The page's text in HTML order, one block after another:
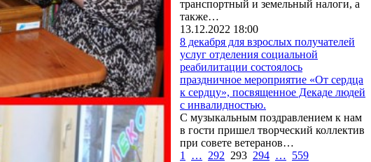
транспортный и земельный налоги, а
также…
13.12.2022 18:00
8 декабря для взрослых получателей
услуг отделения социальной
реабилитации состоялось
праздничное мероприятие «От сердца
к сердцу», посвященное Декаде людей
с инвалидностью.
С музыкальным поздравлением к нам
в гости пришел творческий коллектив
при совете ветеранов…
1
… 292 293 294 … 559